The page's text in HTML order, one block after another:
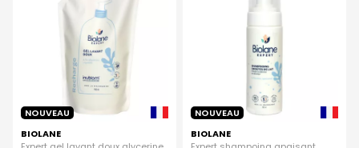
NOUVEAU
BIOLANE
NOUVEAU
BIOLANE